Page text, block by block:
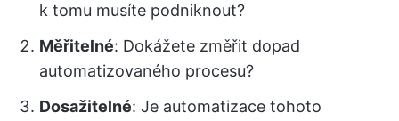
k tomu musíte podniknout?
Měřitelné: Dokážete změřit dopad
automatizovaného procesu?
Dosažitelné: Je automatizace tohoto